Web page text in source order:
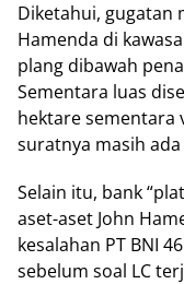
Diketahui, gugatan
Hamenda di
plang dibawah
Sementara luas
hektare sementara
suratnya masih
Selain itu, bank
aset-aset John
kesalahan PT BNI
sebelum soal LC